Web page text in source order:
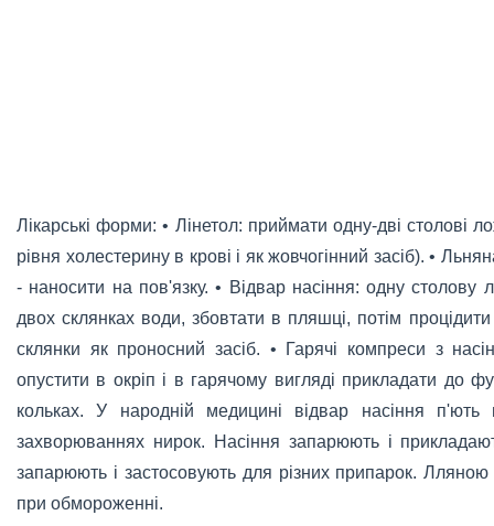
Лікарські форми: • Лінетол: приймати одну-дві столові
рівня холестерину в крові і як жовчогінний засіб). •
- наносити на пов'язку. • Відвар насіння: одну столову
двох склянках води, збовтати в пляшці, потім
склянки як проносний засіб. • Гарячі компреси з
опустити в окріп і в гарячому вигляді прикладати до
кольках. У народній медицині відвар насіння п'ють
захворюваннях нирок. Насіння запарюють і
запарюють і застосовують для різних припарок.
при обмороженні.